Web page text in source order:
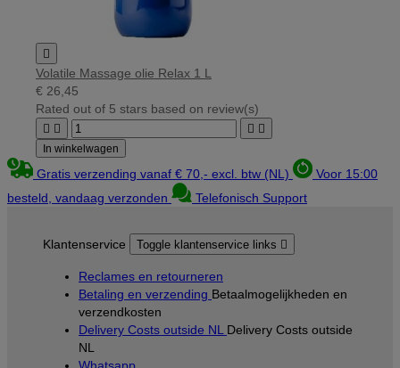

Volatile Massage olie Relax 1 L
€ 26,45
Rated out of 5 stars based on review(s)
   
In winkelwagen
Gratis verzending vanaf € 70,- excl. btw (NL)
Voor 15:00
besteld, vandaag verzonden
Telefonisch Support
Klantenservice Toggle klantenservice links 
Reclames en retourneren
Betaling en verzending Betaalmogelijkheden en
verzendkosten
Delivery Costs outside NL Delivery Costs outside
NL